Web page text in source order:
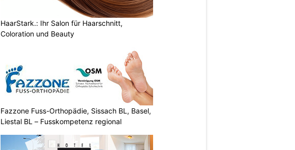
HaarStark.: Ihr Salon für Haarschnitt,
Coloration und Beauty
Fazzone Fuss-Orthopädie, Sissach BL, Basel,
Liestal BL – Fusskompetenz regional